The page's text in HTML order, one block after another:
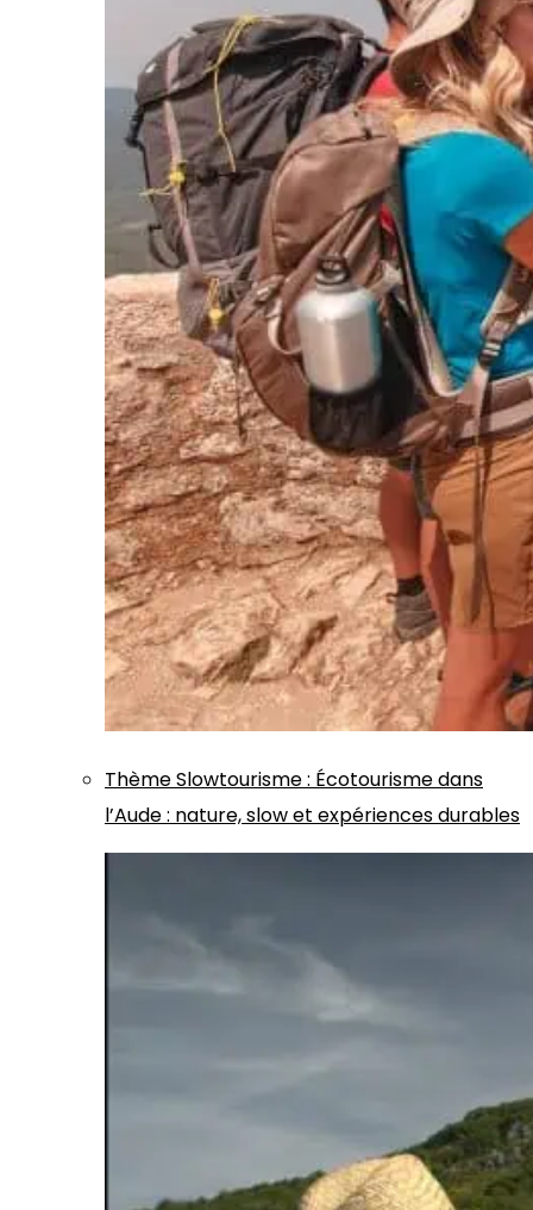
ThèmeSlowtourisme: Écotourisme dans
l’Aude : nature, slow et expériences durables